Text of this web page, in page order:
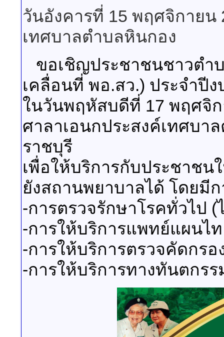
วันอังคารที่ 15 พฤศจิกายน
เทศบาลตำบลหินกอง
ขอเชิญประชาชนชาวตำ
เคลื่อนที่ พอ.สว.) ประจำปี
ในวันพฤหัสบดีที่ 17 พฤศจิก
ศาลาเอนกประสงค์เทศบา
ราชบุรี
เพื่อให้บริการกับประชาชน
ยังสถานพยาบาลได้ โดยมี
-การตรวจรักษาโรคทั่วไป
-การให้บริการแพทย์แผนไ
-การให้บริการตรวจคัดกรอ
-การให้บริการทางทันตกร